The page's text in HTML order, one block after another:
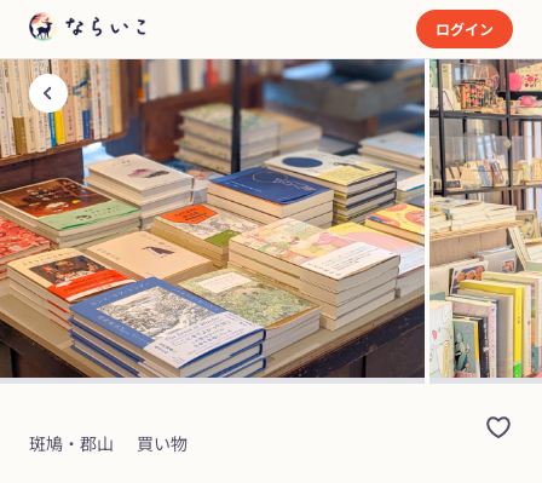
ログイン
斑鳩・郡山 買い物